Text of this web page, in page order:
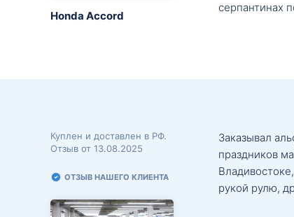
Honda Accord
серпантинах
Куплен и доставлен в РФ.
Отзыв от 13.08.2025
ОТЗЫВ НАШЕГО КЛИЕНТА
Заказывал
праздников
рукой рулю,